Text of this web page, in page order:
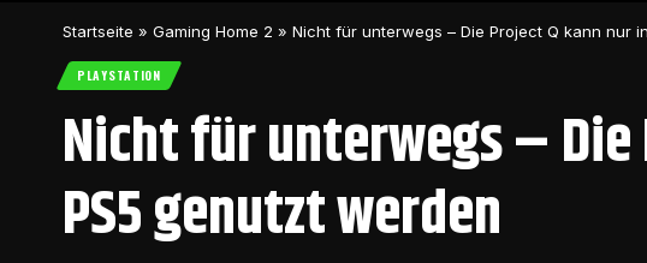
Startseite » Gaming Home 2 » Nicht für unterwegs – Die Project Q kann nur
PLAYSTATION
Nicht für unterwegs –
PS5 genutzt werden